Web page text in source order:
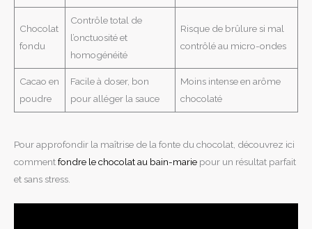
Chocolat
fondu
Contrôle total de
l’onctuosité et
homogénéité
Risque de brûlure si mal
contrôlé au micro-ondes
Cacao en
poudre
Facile à doser, bon
pour alléger la sauce
Moins intense en arôme
chocolaté
Pour approfondir la maîtrise de la fonte du chocolat, découvrez ici
commentfondre le chocolat au bain-marie pour un résultat parfait
et sans stress.